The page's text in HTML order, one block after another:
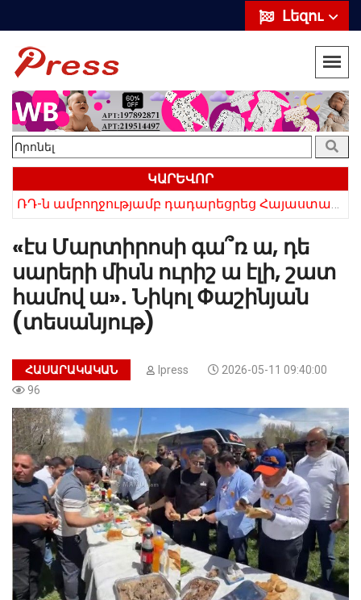
Լեզու
ԿԱՐԵՎՈՐ
«էս Մարտիրոսի գա՞ռ ա, դե
սարերի միսն ուրիշ ա էլի, շատ
համով ա»․ Նիկոլ Փաշինյան
(տեսանյութ)
ՀԱՍԱՐԱԿԱԿԱՆ Ipress
2026-05-11 09:40:00
96